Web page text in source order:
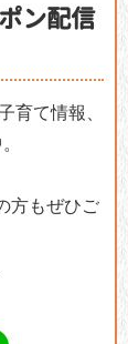
ン配信
育て情報、
方もぜひご